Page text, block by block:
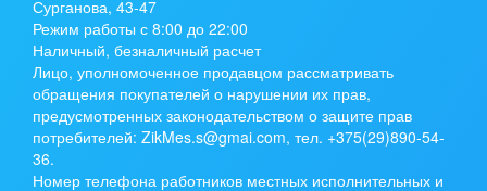
Сурганова, 43-47
Режим работы с 8:00 до 22:00
Наличный, безналичный расчет
Лицо, уполномоченное продавцом рассматривать
обращения покупателей о нарушении их прав,
предусмотренных законодательством о защите прав
потребителей: ZikMes.s@gmai.com, тел. +375(29)890-54-
36.
Номер телефона работников местных исполнительных и